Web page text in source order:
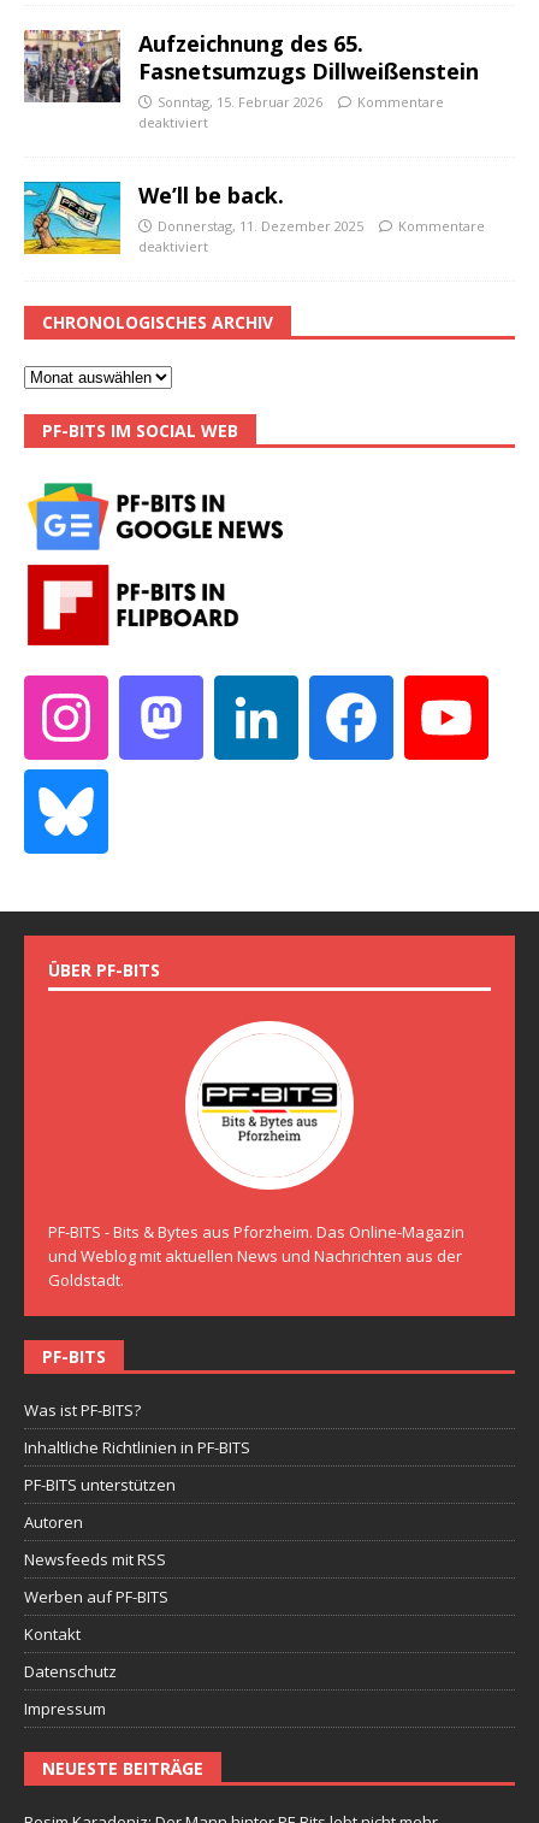
Aufzeichnung des 65.
Fasnetsumzugs Dillweißenstein
Sonntag, 15. Februar 2026
Kommentare
deaktiviert
We’ll be back.
Donnerstag, 11. Dezember 2025
Kommentare
deaktiviert
CHRONOLOGISCHES ARCHIV
PF-BITS IM SOCIAL WEB
ÜBER PF-BITS
PF-BITS - Bits & Bytes aus Pforzheim. Das Online-Magazin
und Weblog mit aktuellen News und Nachrichten aus der
Goldstadt.
PF-BITS
Was ist PF-BITS?
Inhaltliche Richtlinien in PF-BITS
PF-BITS unterstützen
Autoren
Newsfeeds mit RSS
Werben auf PF-BITS
Kontakt
Datenschutz
Impressum
NEUESTE BEITRÄGE